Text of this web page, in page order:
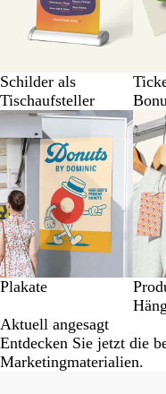
Schilder als
Tischaufsteller
Plakate
Aktuell angesagt
Entdecken Sie jetzt die
Marketingmaterialien.